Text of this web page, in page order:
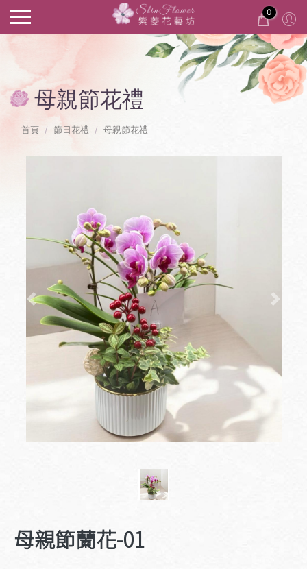
0
母親節花禮
首頁 節日花禮 母親節花禮
Previous Next
母親節蘭花-01